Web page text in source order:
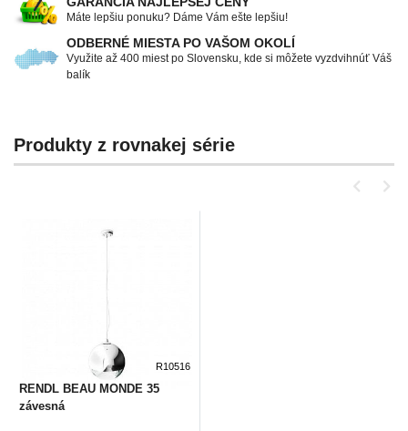
Máte lepšiu ponuku? Dáme Vám ešte lepšiu!
ODBERNÉ MIESTA PO VAŠOM OKOLÍ
Využite až 400 miest po Slovensku, kde si môžete vyzdvihnúť Váš
balík
Produkty z rovnakej série
R10516
RENDL BEAU MONDE 35
závesná